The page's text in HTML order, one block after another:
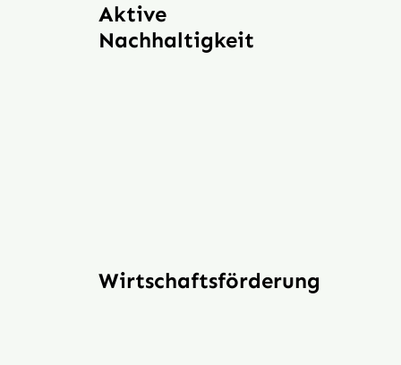
Aktive
Nachhaltigkeit
Wirtschaftsförderung